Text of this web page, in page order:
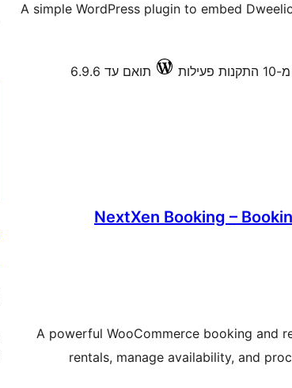
A simple WordPress plugin to embed
תואם עד 6.9.6
NextXen Booking –
A powerful WooCommerce booking and
rentals, manage availability, and